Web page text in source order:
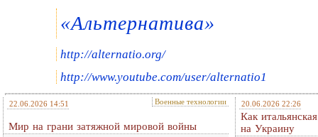
«Альтернатива»
http://alternatio.org/
http://www.youtube.com/user/alternatio1
22.06.2026 14:51 Военные технологии
Мир на грани затяжной мировой войны
20.06.2026 22:26
Как
на Украину